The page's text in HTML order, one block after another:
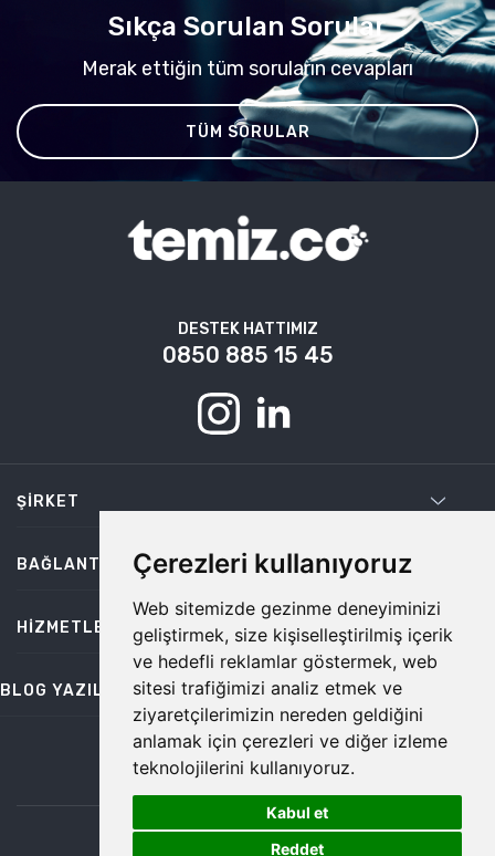
Çerezleri kullanıyoruz
Web sitemizde gezinme deneyiminizi
geliştirmek, size kişiselleştirilmiş içerik
ve hedefli reklamlar göstermek, web
sitesi trafiğimizi analiz etmek ve
ziyaretçilerimizin nereden geldiğini
anlamak için çerezleri ve diğer izleme
teknolojilerini kullanıyoruz.
Kabul et
Reddet
Sıkça Sorulan Sorular
Merak ettiğin tüm soruların cevapları
TÜM SORULAR
DESTEK HATTIMIZ
0850 885 15 45
ŞIRKET
BAĞLANTILAR
HIZMETLER
BLOG YAZILARI
bilgi@temiz.co
©2026 Temiz, Her Hakkı Saklıdır.